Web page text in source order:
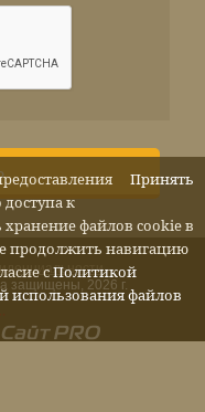
защищены, 2026 г.
Принять
доступа к
файлов cookie в
продолжить навигацию
с Политикой
использования файлов